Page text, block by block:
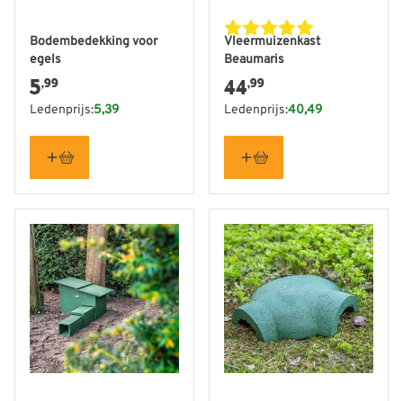
Bodembedekking voor
egels
5,99
Ledenprijs:5,39
Vleermuizenkast
Beaumaris
44,99
Ledenprijs:40,49